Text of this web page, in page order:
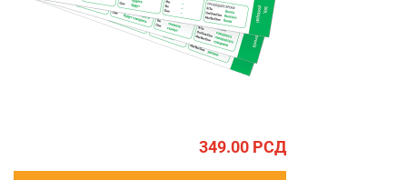
349.00 РСД